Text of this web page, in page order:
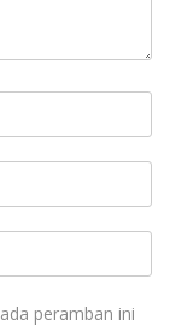
peramban ini